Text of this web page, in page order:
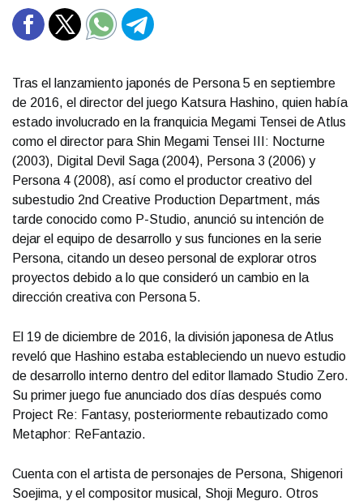
Tras el lanzamiento japonés de Persona 5 en septiembre
de 2016, el director del juego Katsura Hashino, quien había
estado involucrado en la franquicia Megami Tensei de Atlus
como el director para Shin Megami Tensei III: Nocturne
(2003), Digital Devil Saga (2004), Persona 3 (2006) y
Persona 4 (2008), así como el productor creativo del
subestudio 2nd Creative Production Department, más
tarde conocido como P-Studio, anunció su intención de
dejar el equipo de desarrollo y sus funciones en la serie
Persona, citando un deseo personal de explorar otros
proyectos debido a lo que consideró un cambio en la
dirección creativa con Persona 5.
El 19 de diciembre de 2016, la división japonesa de Atlus
reveló que Hashino estaba estableciendo un nuevo estudio
de desarrollo interno dentro del editor llamado Studio Zero.
Su primer juego fue anunciado dos días después como
Project Re: Fantasy, posteriormente rebautizado como
Metaphor: ReFantazio.
Cuenta con el artista de personajes de Persona, Shigenori
Soejima, y el compositor musical, Shoji Meguro. Otros